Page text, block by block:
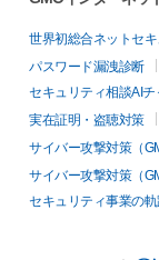
世界初総合ネットセ
パスワード漏洩診断
セキュリティ相談AIチ
実在証明・盗聴対策
サイバー攻撃対策（
サイバー攻撃対策（
セキュリティ事業の